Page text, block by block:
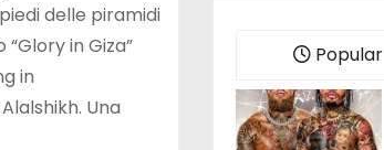
delle piramidi
in Giza”
in
Una
Popular